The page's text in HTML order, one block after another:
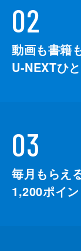
02
動画も書籍
U-NEXTひ
03
毎月もらえ
1,200ポイン